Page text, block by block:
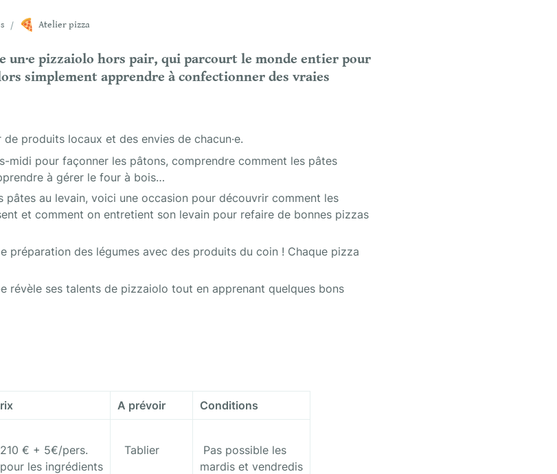
/ 🍕 Atelier pizza
un·e pizzaiolo hors pair, qui parcourt le monde entier pour
simplement apprendre à confectionner des vraies
produits locaux et des envies de chacun·e.
midi pour façonner les pâtons, comprendre comment les pâtes
à gérer le four à bois…
pâtes au levain, voici une occasion pour découvrir comment les
et comment on entretient son levain pour refaire de bonnes pizzas
préparation des légumes avec des produits du coin ! Chaque pizza
révèle ses talents de pizzaiolo tout en apprenant quelques bons
A prévoir Conditions
mardis et vendredis